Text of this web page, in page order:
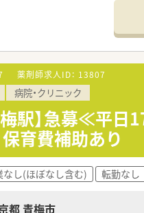
はほとんどないため、プラ
の勤務経験がない方でも
看護師・介護スタッフ・
ー通勤・送迎バス利用可♪
薬剤師求人ID： 13807
病院・クリニック
梅駅】急募≪平
育費補助あり
なし(ほぼなし含む) 転勤なし
都 青梅市